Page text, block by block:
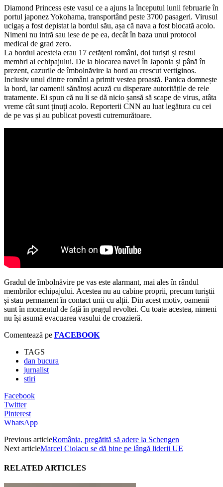
Diamond Princess este vasul ce a ajuns la începutul lunii februarie în
portul japonez Yokohama, transportând peste 3700 pasageri. Virusul
ucigaș a fost depistat la bordul său, așa că nava a fost blocată acolo.
Nimeni nu intră sau iese de pe ea, decât în baza unui protocol
medical de grad zero.
La bordul acesteia erau 17 cetățeni români, doi turiști și restul
membri ai echipajului. De la blocarea navei în Japonia și până în
prezent, cazurile de îmbolnăvire la bord au crescut vertiginos.
Inclusiv unul dintre români a primit vestea proastă. Panica domnește
la bord, iar oamenii sănătoși acuză cu disperare autoritățile de rele
tratamente. Ei spun că nu li se dă nicio șansă să scape de virus, atâta
vreme cât sunt ținuți acolo. Reporterii CNN au luat legătura cu cei
de pe vas și au publicat povesti cutremurătoare.
Gradul de îmbolnăvire pe vas este alarmant, mai ales în rândul
membrilor echipajului. Acestea nu au cabine proprii, precum turiștii
și stau permanent în contact unii cu alții. Din acest motiv, oamenii
sunt în momentul de față în pragul revoltei. Cu toate acestea, nimeni
nu își asumă evacuarea vasului de croazieră.
Comentează pe FACEBOOK
TAGS
dan bucura
jurnalist
stiri
Facebook
Twitter
Pinterest
WhatsApp
Previous articleRomânia, pregătită să adere la Schengen
Next articleMarcel Ciolacu se dă bine pe lângă liderii UE
RELATED ARTICLES